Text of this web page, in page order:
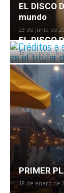
EL DISCO
mundo
23 de junio de
EL DISCO
18 de
PRIMER
18 de enero de